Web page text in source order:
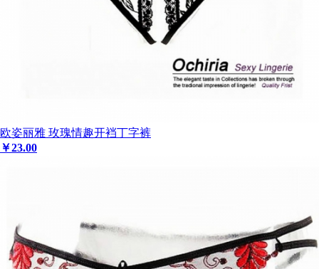
欧姿丽雅 玫瑰情趣开裆丁字裤
￥23.00